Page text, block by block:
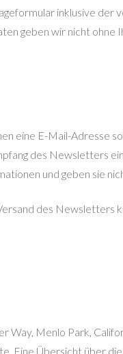
inklusive
geben wir nicht ohne
eine E-Mail-Adresse
des Newsletters
und geben sie
des Newsletters
Way, Menlo Park,
Eine Übersicht über